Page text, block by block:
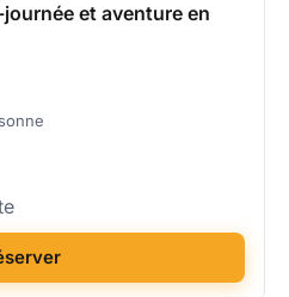
et aventure en